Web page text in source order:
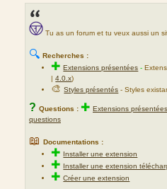
Tu as un forum et tu veux aussi un
🔍 Recherches :
✚Extensions présentées -
|4.0.x)
🎨Styles présentés - Styles
? Questions : ✚ Extensions présentées
questions
📖 Documentations :
✚ Installer une extension
✚ Installer une extension
✚Créer une extension